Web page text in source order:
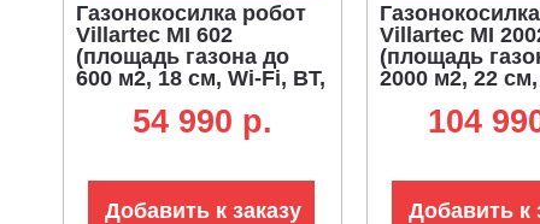
Газонокосилка робот
Villartec MI 602
(площадь газона до
600 м2, 18 см, Wi-Fi, BT,
20В / 2.5 Ач)
54 990 p.
Добавить к заказу
Villartec MI
(площадь
2000 м2, 22
столкновения,
участка, 20В /
104
Добавить к